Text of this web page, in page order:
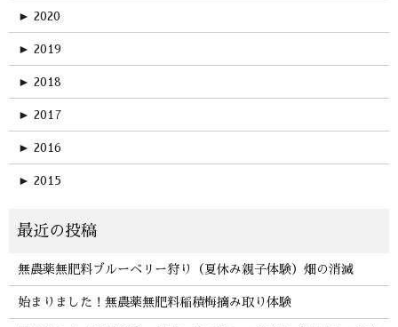
► 2020
► 2019
► 2018
► 2017
► 2016
► 2015
無農薬無肥料ブルーベリー狩り（夏休み親子体験）畑の消滅
始まりました！無農薬無肥料稲積梅摘み取り体験